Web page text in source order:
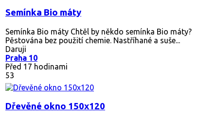
Semínka Bio máty
Semínka Bio máty Chtěl by někdo semínka Bio máty?
Pěstována bez použití chemie. Nastříhané a suše...
Daruji
Praha 10
Před 17 hodinami
53
Dřevěné okno 150x120